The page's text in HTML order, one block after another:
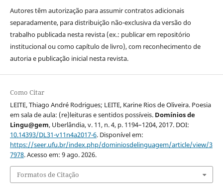
Autores têm autorização para assumir contratos adicionais
separadamente, para distribuição não-exclusiva da versão do
trabalho publicada nesta revista (ex.: publicar em repositório
institucional ou como capítulo de livro), com reconhecimento de
autoria e publicação inicial nesta revista.
Como Citar
LEITE, Thiago André Rodrigues; LEITE, Karine Rios de Oliveira. Poesia
em sala de aula: (re)leituras e sentidos possíveis. Domínios de
Lingu@gem, Uberlândia, v. 11, n. 4, p. 1194–1204, 2017. DOI:
10.14393/DL31-v11n4a2017-6. Disponível em:
https://seer.ufu.br/index.php/dominiosdelinguagem/article/view/3
7978. Acesso em: 9 ago. 2026.
Formatos de Citação